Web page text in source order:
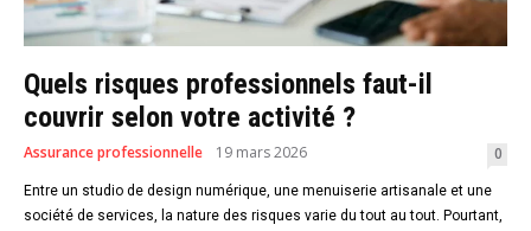
Quels risques professionnels faut-il
couvrir selon votre activité ?
Assurance professionnelle 19 mars 2026 0
Entre un studio de design numérique, une menuiserie artisanale et une
société de services, la nature des risques varie du tout au tout. Pourtant,